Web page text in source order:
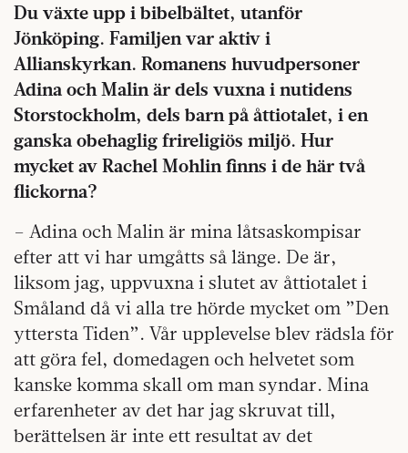
Du växte upp i bibelbältet, utanför
Jönköping. Familjen var aktiv i
Allianskyrkan. Romanens huvudpersoner
Adina och Malin är dels vuxna i nutidens
Storstockholm, dels barn på åttiotalet, i en
ganska obehaglig frireligiös miljö. Hur
mycket av Rachel Mohlin finns i de här två
flickorna?
– Adina och Malin är mina låtsaskompisar
efter att vi har umgåtts så länge. De är,
liksom jag, uppvuxna i slutet av åttiotalet i
Småland då vi alla tre hörde mycket om ”Den
yttersta Tiden”. Vår upplevelse blev rädsla för
att göra fel, domedagen och helvetet som
kanske komma skall om man syndar. Mina
erfarenheter av det har jag skruvat till,
berättelsen är inte ett resultat av det